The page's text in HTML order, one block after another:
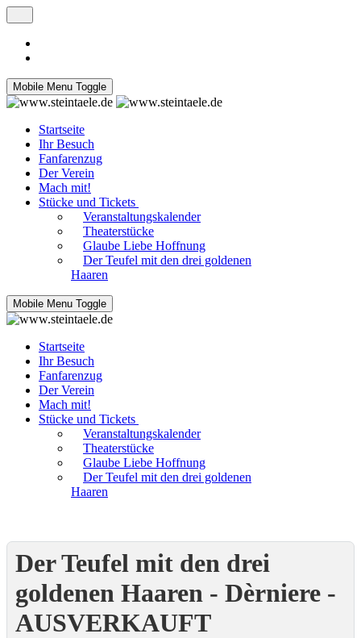
Mobile Menu Toggle
Startseite
Ihr Besuch
Fanfarenzug
Der Verein
Mach mit!
Stücke und Tickets
Veranstaltungskalender
Theaterstücke
Glaube Liebe Hoffnung
Der Teufel mit den drei goldenen
Haaren
Mobile Menu Toggle
Startseite
Ihr Besuch
Fanfarenzug
Der Verein
Mach mit!
Stücke und Tickets
Veranstaltungskalender
Theaterstücke
Glaube Liebe Hoffnung
Der Teufel mit den drei goldenen
Haaren
Der Teufel mit den drei
goldenen Haaren - Dèrniere -
AUSVERKAUFT